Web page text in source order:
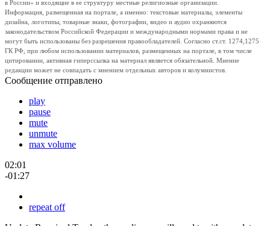
в России» и входящие в ее структуру местные религиозные организации.
Информация, размещенная на портале, а именно: текстовые материалы, элементы
дизайна, логотипы, товарные знаки, фотографии, видео и аудио охраняются
законодательством Российской Федерации и международными нормами права и не
могут быть использованы без разрешения правообладателей. Согласно ст.ст. 1274,1275
ГК РФ, при любом использовании материалов, размещенных на портале, в том числе
цитировании, активная гиперссылка на материал является обязательной. Мнение
редакции может не совпадать с мнением отдельных авторов и колумнистов.
Сообщение отправлено
play
pause
mute
unmute
max volume
02:01
-01:27
repeat off